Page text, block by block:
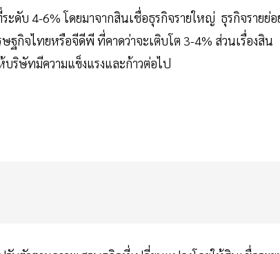
ะดับ 4-6% โดยมาจากสินเชื่อธุรกิจรายใหญ่ ธุรกิจรายย่อ
ฐกิจไทยหรือจีดีพี ที่คาดว่าจะเติบโต 3-4% ส่วนเรื่องสิน
ริษัทมีความแข็งแรงและก้าวต่อไป